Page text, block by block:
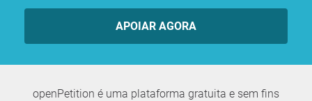
APOIAR AGORA
openPetition é uma plataforma gratuita e sem fins